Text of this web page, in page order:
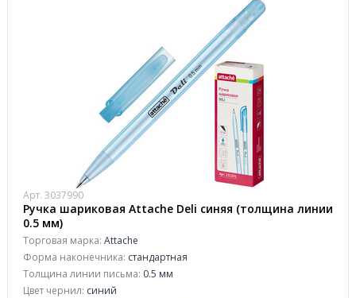
Арт. 3037990
Ручка шариковая Attache Deli синяя (толщина линии
0.5 мм)
Торговая марка: Attache
Форма наконечника: стандартная
Толщина линии письма: 0.5 мм
Цвет чернил: синий